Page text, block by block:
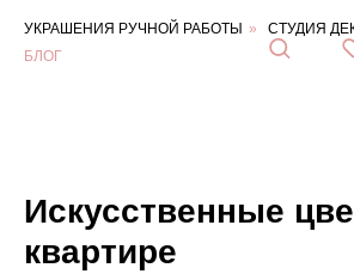
УКРАШЕНИЯ РУЧНОЙ РАБОТЫ » СТУДИЯ
БЛОГ
декоре
посёлок
Горки-
Лэнд-2,
дер.
Искусственные
квартире